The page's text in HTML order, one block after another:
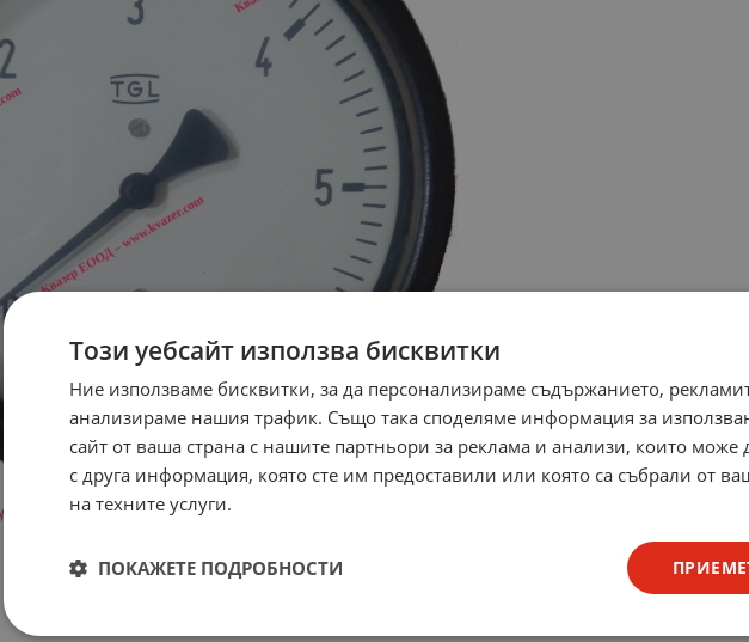
Този уебсайт използва бисквитки
Ние използваме бисквитки, за да персонализираме съдържанието,
анализираме нашия трафик. Също така споделяме информация за
сайт от ваша страна с нашите партньори за реклама и анализи, които може
с друга информация, която сте им предоставили или която са събрали от
на техните услуги.
ПОКАЖЕТЕ ПОДРОБНОСТИ